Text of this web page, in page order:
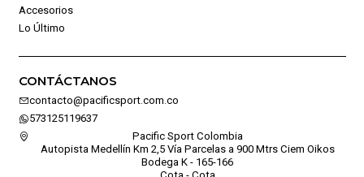
Accesorios
Lo Último
CONTÁCTANOS
contacto@pacificsport.com.co
573125119637
Pacific Sport Colombia
Autopista Medellín Km 2,5 Vía Parcelas a 900 Mtrs Ciem Oikos
Bodega K - 165-166